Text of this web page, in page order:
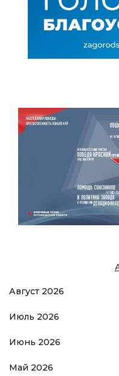
Август 2026
Июль 2026
Июнь 2026
Май 2026